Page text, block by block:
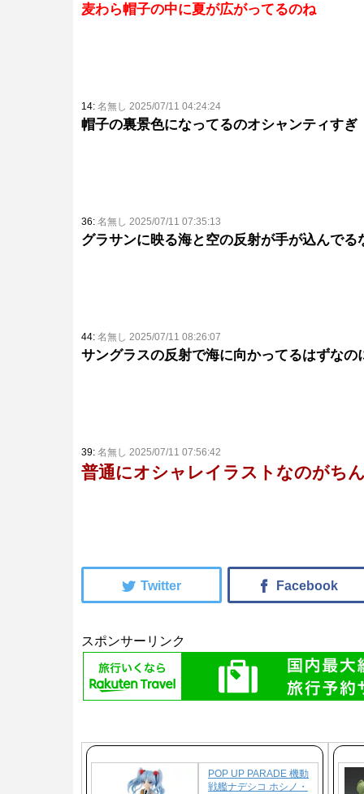
麦わら帽子の中に夏が広がってるのね
14: 名無し 2025/07/11 04:24:24
帽子の裏景色になってるのオシャンティすぎ
36: 名無し 2025/07/11 07:35:13
グラサンに映る海と空の反射が手が込んで
44: 名無し 2025/07/11 08:26:07
サングラスの反射で海に向かってるはずな
39: 名無し 2025/07/11 07:56:42
普通にオシャレイラストなのがち
スポンサーリンク
POP UP PARADE 機動
戦艦ナデシコ ホシノ・